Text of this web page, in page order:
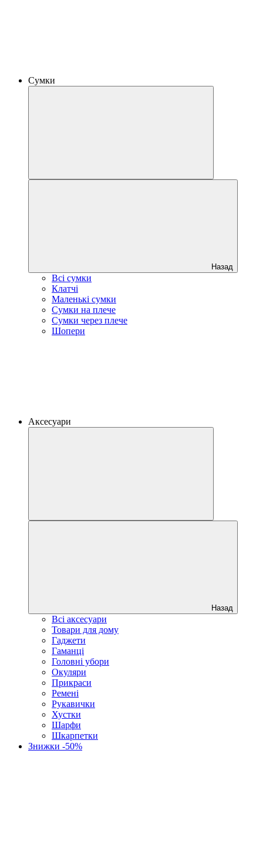
Сумки
Назад
Всі сумки
Клатчі
Маленькі сумки
Сумки на плече
Сумки через плече
Шопери
Аксесуари
Назад
Всі аксесуари
Товари для дому
Гаджети
Гаманці
Головні убори
Окуляри
Прикраси
Ремені
Рукавички
Хустки
Шарфи
Шкарпетки
Знижки -50%